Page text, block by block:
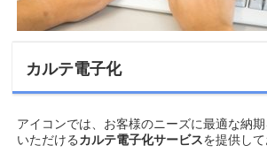
カルテ電子化
アイコンでは、お客様のニーズに最適な納
いただけるカルテ電子化サービスを提供して